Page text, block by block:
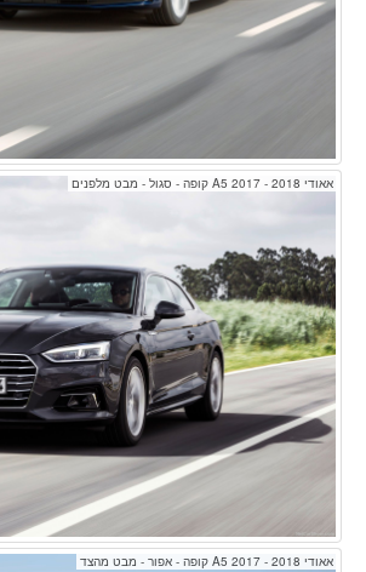
אאודי A5 2017 - 2018 קופה - סגול - מבט מלפנים
אאודי A5 2017 - 2018 קופה - אפור - מבט מהצד